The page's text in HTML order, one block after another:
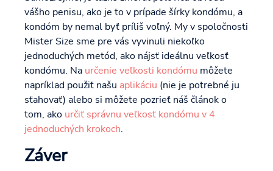
vášho penisu, ako je to v prípade šírky kondómu, a
kondóm by nemal byť príliš voľný. My v spoločnosti
Mister Size sme pre vás vyvinuli niekoľko
jednoduchých metód, ako nájsť ideálnu veľkosť
kondómu. Na určenie veľkosti kondómu môžete
napríklad použiť našu aplikáciu (nie je potrebné ju
sťahovať) alebo si môžete pozrieť náš článok o
tom, ako určiť správnu veľkosť kondómu v 4
jednoduchých krokoch.
Záver